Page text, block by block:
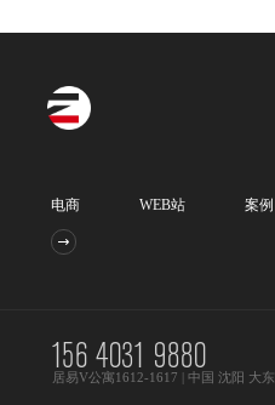
电商 WEB站 案例
156 4031 9880
居易V公寓1612-1617 | 中国 沈阳 大